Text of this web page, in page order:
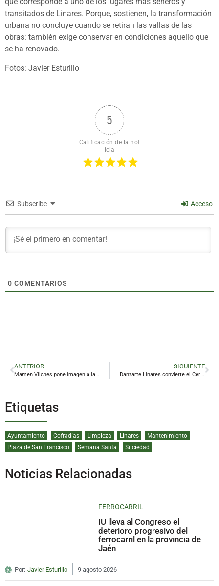
que corresponde a uno de los lugares más señeros y
transitados de Linares. Porque, sostienen, la transformación
urbana no concluye cuando se retiran las vallas de las
obras: también exige conservar en condiciones aquello que
se ha renovado.
Fotos: Javier Esturillo
5
Calificación de la not
icia
Subscribe Acceso
0 COMENTARIOS
ANTERIOR
Mamen Vilches pone imagen a la Feria de San Agustín 2026
SIGUIENTE
Danzarte Linares convierte el Cervantes en un alegato sobre el drama de los bebés robados
Etiquetas
Ayuntamiento Cofradías Limpieza Linares
Mantenimiento
Plaza de San Francisco
Semana Santa Suciedad
Noticias Relacionadas
FERROCARRIL
IU lleva al Congreso el
deterioro progresivo del
ferrocarril en la provincia de
Jaén
Por: Javier Esturillo 9 agosto 2026